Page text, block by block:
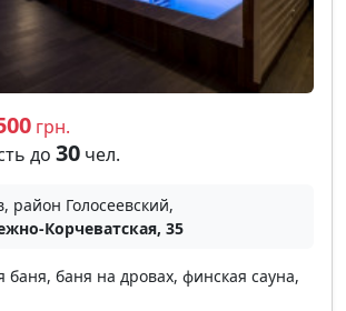
грн.
до 30 чел.
район Голосеевский,
Корчеватская, 35
баня, баня на дровах, финская сауна,